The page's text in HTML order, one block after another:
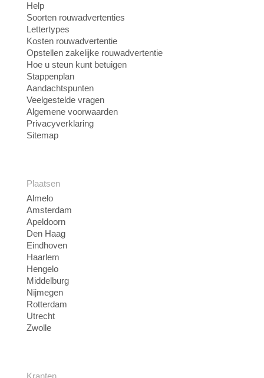
Help
Soorten rouwadvertenties
Lettertypes
Kosten rouwadvertentie
Opstellen zakelijke rouwadvertentie
Hoe u steun kunt betuigen
Stappenplan
Aandachtspunten
Veelgestelde vragen
Algemene voorwaarden
Privacyverklaring
Sitemap
Plaatsen
Almelo
Amsterdam
Apeldoorn
Den Haag
Eindhoven
Haarlem
Hengelo
Middelburg
Nijmegen
Rotterdam
Utrecht
Zwolle
Kranten